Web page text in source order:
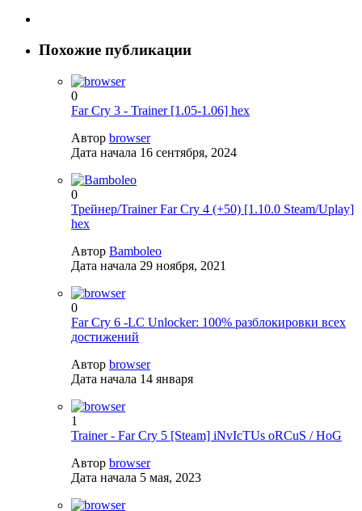
Похожие публикации
0
Far Cry 3 - Trainer [1.05-1.06] hex
Автор browser
Дата начала 16 сентября, 2024
0
Трейнер/Trainer Far Cry 4 (+50) [1.10.0 Steam/Uplay]
hex
Автор Bamboleo
Дата начала 29 ноября, 2021
0
Far Cry 6 -LC Unlocker: 100% разблокировки всех
достижений
Автор browser
Дата начала 14 января
1
Trainer - Far Cry 5 [Steam] iNvIcTUs oRCuS / HoG
Автор browser
Дата начала 5 мая, 2023